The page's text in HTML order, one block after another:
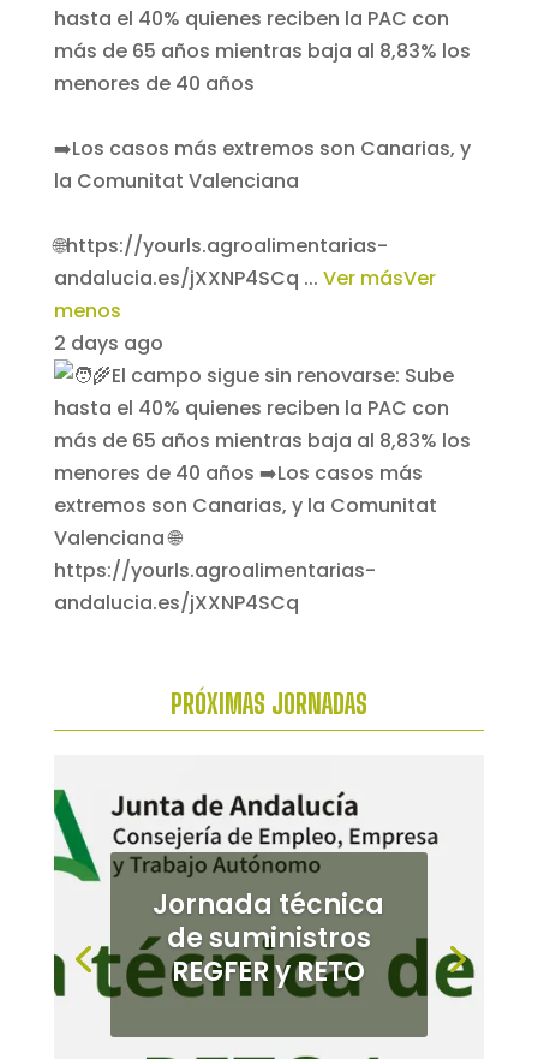
hasta el 40% quienes reciben la PAC con
más de 65 años mientras baja al 8,83% los
menores de 40 años
➡️Los casos más extremos son Canarias, y
la Comunitat Valenciana
🌐https://yourls.agroalimentarias-
andalucia.es/jXXNP4SCq ... Ver másVer
menos
2 days ago
PRÓXIMAS JORNADAS
Jornada de
cultivos
alternativos en el
Bajo